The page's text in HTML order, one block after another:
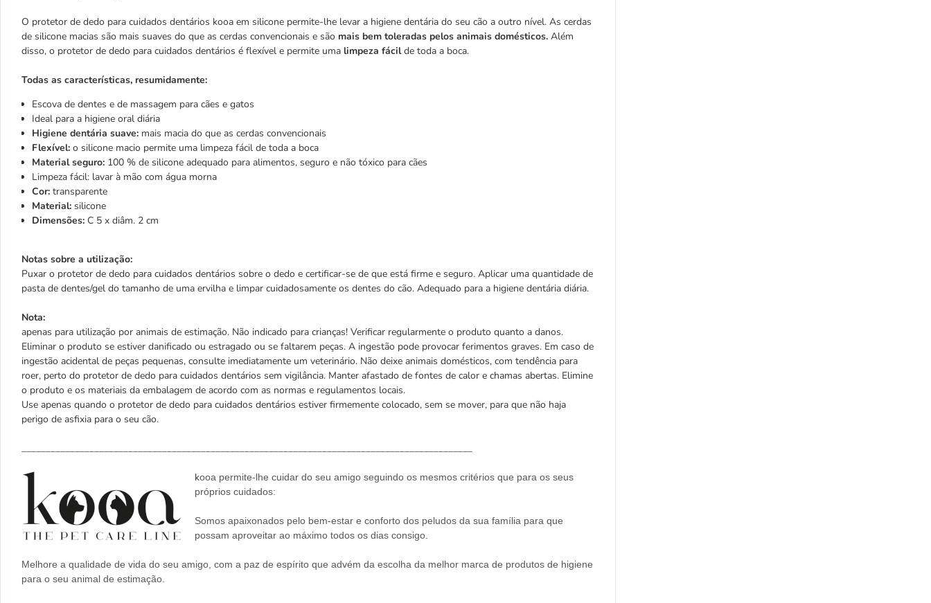
O protetor de dedo para cuidados dentários kooa em silicone permite-lhe levar a higiene dentária do seu cão a outro nível. As cerdas
de silicone macias são mais suaves do que as cerdas convencionais e são mais bem toleradas pelos animais domésticos. Além
disso, o protetor de dedo para cuidados dentários é flexível e permite uma limpeza fácilde toda a boca.
Todas as características, resumidamente:
Escova de dentes e de massagem para cães e gatos
Ideal para a higiene oral diária
Higiene dentária suave: mais macia do que as cerdas convencionais
Flexível: o silicone macio permite uma limpeza fácil de toda a boca
Material seguro: 100 % de silicone adequado para alimentos, seguro e não tóxico para cães
Limpeza fácil: lavar à mão com água morna
Cor: transparente
Material: silicone
Dimensões: C 5 x diâm. 2 cm
Notas sobre a utilização:
Puxar o protetor de dedo para cuidados dentários sobre o dedo e certificar-se de que está firme e seguro. Aplicar uma quantidade de
pasta de dentes/gel do tamanho de uma ervilha e limpar cuidadosamente os dentes do cão. Adequado para a higiene dentária diária.
Nota:
apenas para utilização por animais de estimação. Não indicado para crianças! Verificar regularmente o produto quanto a danos.
Eliminar o produto se estiver danificado ou estragado ou se faltarem peças. A ingestão pode provocar ferimentos graves. Em caso de
ingestão acidental de peças pequenas, consulte imediatamente um veterinário. Não deixe animais domésticos, com tendência para
roer, perto do protetor de dedo para cuidados dentários sem vigilância. Manter afastado de fontes de calor e chamas abertas. Elimine
o produto e os materiais da embalagem de acordo com as normas e regulamentos locais.
Use apenas quando o protetor de dedo para cuidados dentários estiver firmemente colocado, sem se mover, para que não haja
perigo de asfixia para o seu cão.
_____________________________________________________________________________________________
kooa permite-lhe cuidar do seu amigo seguindo os mesmos critérios que para os seus
próprios cuidados:
Somos apaixonados pelo bem-estar e conforto dos peludos da sua família para que
possam aproveitar ao máximo todos os dias consigo.
Melhore a qualidade de vida do seu amigo, com a paz de espírito que advém da escolha da melhor marca de produtos de higiene
para o seu animal de estimação.